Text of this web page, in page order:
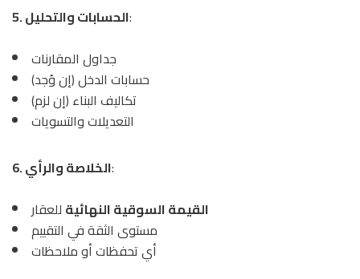
5. الحسابات والتحليل:
جداول المقارنات
حسابات الدخل (إن وُجد)
تكاليف البناء (إن لزم)
التعديلات والتسويات
6. الخلاصة والرأي:
القيمة السوقية النهائية للعقار
مستوى الثقة في التقييم
أي تحفظات أو ملاحظات